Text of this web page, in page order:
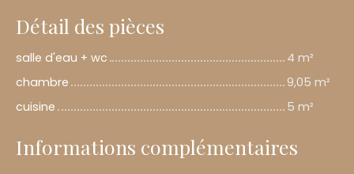
Détail des pièces
salle d'eau + wc
4 m²
chambre
9,05 m²
cuisine
5 m²
Informations complémentaires